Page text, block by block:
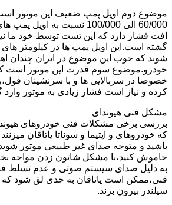
موضوع دوم اویل پمپ ضعیف این موتور است
60/000 الی 100/000 نسبت به
افت فشار دارد که این تست توسط خود ما
گشته است.این اویل پمپ ها در کیلومتر
شوند که خوب این موضوع در ایران چندان
خودرو.موضوع سوم قدرت این موتور است
خصوصا در سربالایی ها و با سرنشینان
کرده و نیاز است فشار زیادی به موتور وارد
مشکل فنی هیوندای
بررسی برخی مشکلات فنی خودروهای
که خودروهای و اپتیما و سوناتا یاتاقان
باشید و متوجه صدای غیر طبیعی موتور
خاموش کنید،با مشکل شاتون زدن مواجه
به دلیل صدای سیستم صوتی و عدم تسلط
فنی،ممکن است یاتاقان به حدی لق شود که
سیلندر بیرون بزند.